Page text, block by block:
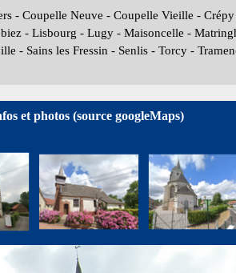
- Coupelle Neuve - Coupelle Vieille -
- Lisbourg - Lugy - Maisoncelle -
- Sains les Fressin - Senlis - Torcy -
et photos (source googleMaps)